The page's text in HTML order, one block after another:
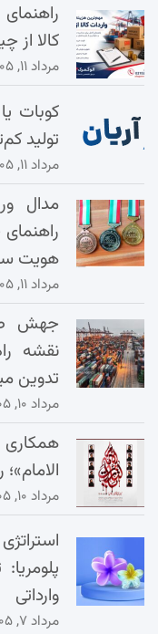
کالا از
مرداد ۱۱, ۱۴۰۵
کوبات
تولید
مرداد ۱۱, ۱۴۰۵
مدال
هویت
مرداد ۱۱, ۱۴۰۵
جهش
نقشه
تدوین
مرداد ۱۰, ۱۴۰۵
همکاری
مرداد ۱۰, ۱۴۰۵
وارداتی
مرداد ۷, ۱۴۰۵